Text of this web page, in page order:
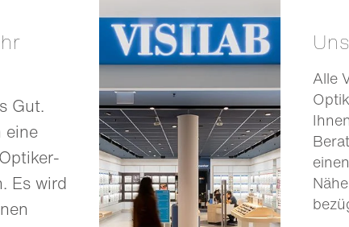
Gut.
eine
Es wird
Alle